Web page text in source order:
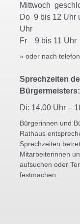
Mittwoch
Do 9 bis 12 Uhr
Uhr
Fr 9 bis 11 Uhr
» oder nach
Sprechzeiten
Bürgermeisters:
Di: 14.00 Uhr –
Bürgerinnen und
Rathaus
Sprechzeiten
Mitarbeiterinnen
aufsuchen oder
festmachen.